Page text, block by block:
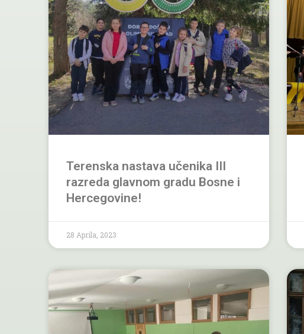
Terenska nastava učenika III
razreda glavnom gradu Bosne i
Hercegovine!
28 Aprila, 2023